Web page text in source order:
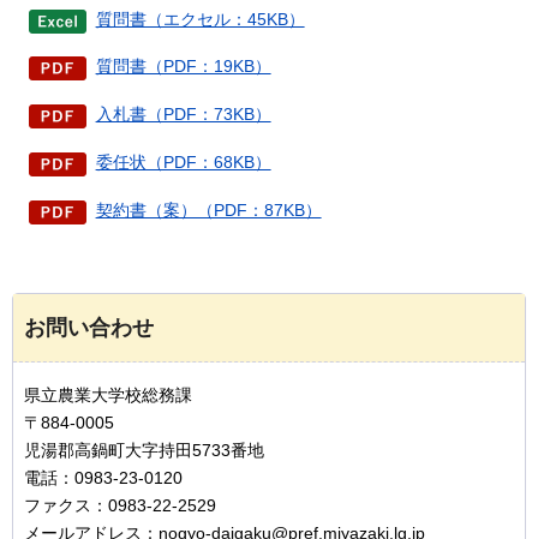
質問書（エクセル：45KB）
質問書（PDF：19KB）
入札書（PDF：73KB）
委任状（PDF：68KB）
契約書（案）（PDF：87KB）
お問い合わせ
県立農業大学校総務課
〒884-0005
児湯郡高鍋町大字持田5733番地
電話：0983-23-0120
ファクス：0983-22-2529
メールアドレス：nogyo-daigaku@pref.miyazaki.lg.jp